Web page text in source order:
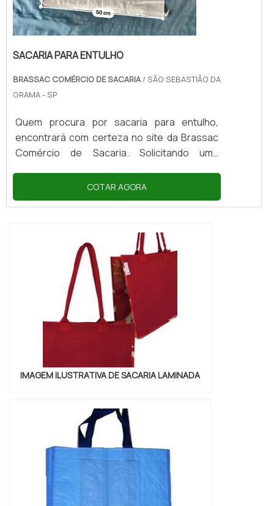
SACARIA PARA ENTULHO
BRASSAC COMÉRCIO DE SACARIA/ SÃO SEBASTIÃO DA
GRAMA - SP
Quem procura por sacaria para entulho,
encontrará com certeza no site da Brassac
Comércio de Sacaria. Solicitando uma
e encontrando a maior referência de
qualidade da área de atuação, a aquisição é
para entulho, com os melhores profissionais
da Brassac Comércio de Sacaria irá
encontrar proteção com mais de 20 anos de
experiência no mercado.MAIS DETALHES...
COTAR AGORA
IMAGEM ILUSTRATIVA DE SACARIA LAMINADA